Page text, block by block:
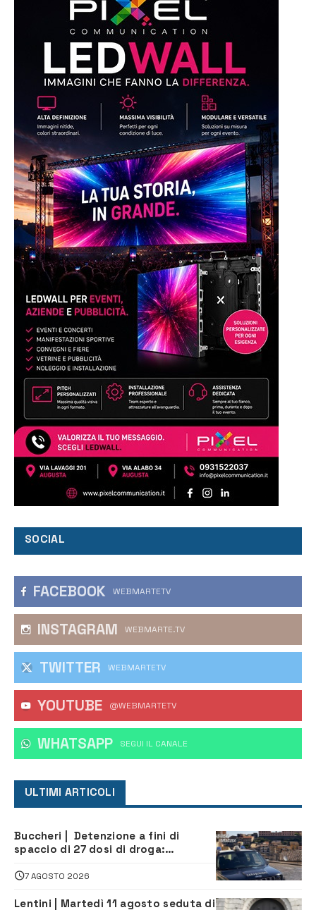
SOCIAL
FACEBOOK WEBMARTETV
INSTAGRAM WEBMARTE.TV
TWITTER WEBMARTETV
YOUTUBE @WEBMARTETV
WHATSAPP ‎SEGUI IL CANALE
ULTIMI ARTICOLI
Buccheri | Detenzione a fini di
spaccio di 27 dosi di droga:
7 AGOSTO 2026
Lentini | Martedì 11 agosto seduta di